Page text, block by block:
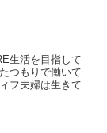
生活を目指して
つもりで働いて
フ夫婦は生きて